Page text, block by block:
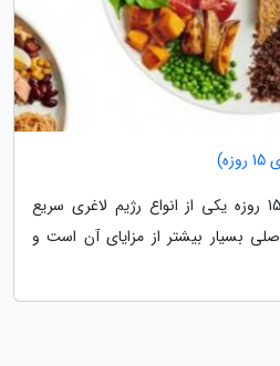
رژیم کانادایی یا رژیم لاغری 15 روزه یکی از انواع رژیم لاغری سریع
بسیار بیشتر از مزایای آن است و